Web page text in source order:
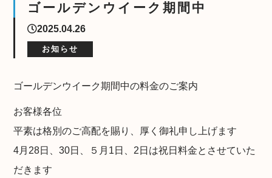
ゴールデンウイーク期間中
2025.04.26
お知らせ
ゴールデンウイーク期間中の料金のご案内
お客様各位
平素は格別のご高配を賜り、厚く御礼申し上げます
4月28日、30日、５月1日、2日は祝日料金とさせていた
だきます